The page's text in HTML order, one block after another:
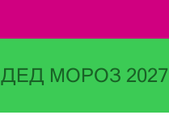
ДЕД МОРОЗ 2027